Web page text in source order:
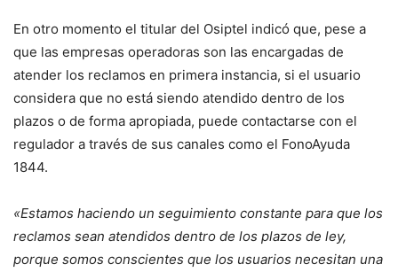
En otro momento el titular del Osiptel indicó que, pese a
que las empresas operadoras son las encargadas de
atender los reclamos en primera instancia, si el usuario
considera que no está siendo atendido dentro de los
plazos o de forma apropiada, puede contactarse con el
regulador a través de sus canales como el FonoAyuda
1844.
«Estamos haciendo un seguimiento constante para que los
reclamos sean atendidos dentro de los plazos de ley,
porque somos conscientes que los usuarios necesitan una